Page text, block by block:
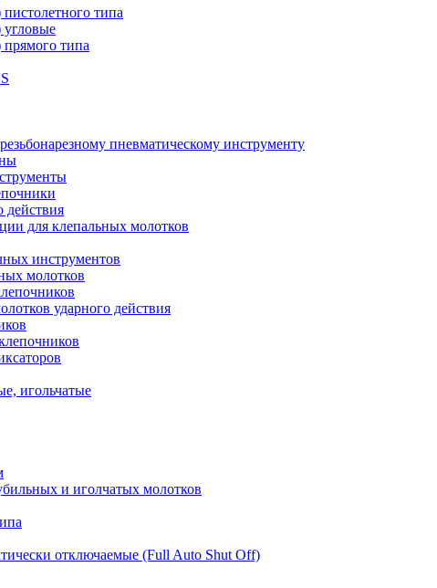
типа
типа
пневматическому инструменту
действия
для клепальных молотков
инструментов
молотков
ударного действия
игольчатые
и иголчатых молотков
отключаемые (Full Auto Shut Off)